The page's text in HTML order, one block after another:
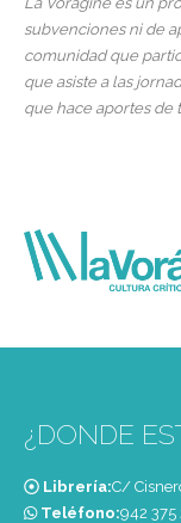
subvenciones ni de
comunidad que
que asiste a las
que hace aportes de
¿DONDE
Librería:C/
Teléfono:‭942 375